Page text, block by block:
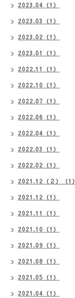
2023.04（1）
2023.03（1）
2023.02（1）
2023.01（1）
2022.11（1）
2022.10（1）
2022.07（1）
2022.06（1）
2022.04（1）
2022.03（1）
2022.02（1）
2021.12（２）（1）
2021.12（1）
2021.11（1）
2021.10（1）
2021.09（1）
2021.08（1）
2021.05（1）
2021.04（1）